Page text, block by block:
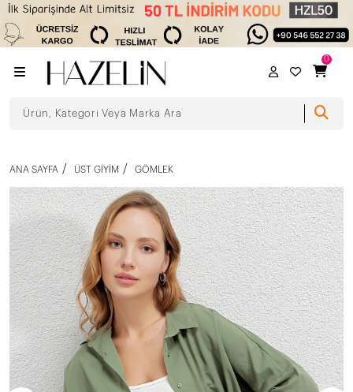
0
ANA SAYFA ÜST GIYIM GÖMLEK